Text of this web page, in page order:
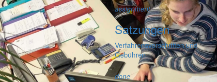
assignment
Satzungen
Verfahrensvorschriften und
Gebühren
done